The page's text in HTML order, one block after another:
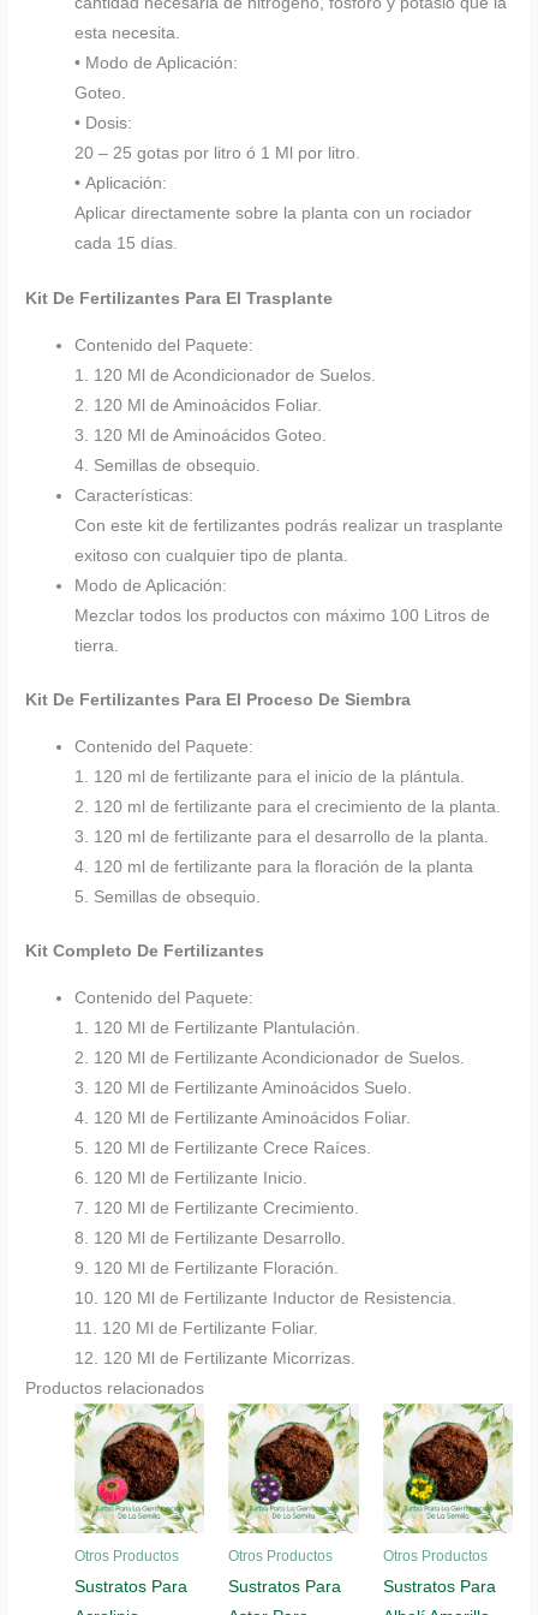
esta necesita.
• Modo de Aplicación:
Goteo.
• Dosis:
20 – 25 gotas por litro ó 1 Ml por litro.
• Aplicación:
Aplicar directamente sobre la planta con un rociador
cada 15 días.
Kit De Fertilizantes Para El Trasplante
Contenido del Paquete:
1. 120 Ml de Acondicionador de Suelos.
2. 120 Ml de Aminoácidos Foliar.
3. 120 Ml de Aminoácidos Goteo.
4. Semillas de obsequio.
Características:
Con este kit de fertilizantes podrás realizar un trasplante
exitoso con cualquier tipo de planta.
Modo de Aplicación:
Mezclar todos los productos con máximo 100 Litros de
tierra.
Kit De Fertilizantes Para El Proceso De Siembra
Contenido del Paquete:
1. 120 ml de fertilizante para el inicio de la plántula.
2. 120 ml de fertilizante para el crecimiento de la planta.
3. 120 ml de fertilizante para el desarrollo de la planta.
4. 120 ml de fertilizante para la floración de la planta
5. Semillas de obsequio.
Kit Completo De Fertilizantes
Contenido del Paquete:
1. 120 Ml de Fertilizante Plantulación.
2. 120 Ml de Fertilizante Acondicionador de Suelos.
3. 120 Ml de Fertilizante Aminoácidos Suelo.
4. 120 Ml de Fertilizante Aminoácidos Foliar.
5. 120 Ml de Fertilizante Crece Raíces.
6. 120 Ml de Fertilizante Inicio.
7. 120 Ml de Fertilizante Crecimiento.
8. 120 Ml de Fertilizante Desarrollo.
9. 120 Ml de Fertilizante Floración.
10. 120 Ml de Fertilizante Inductor de Resistencia.
11. 120 Ml de Fertilizante Foliar.
12. 120 Ml de Fertilizante Micorrizas.
Productos relacionados
Otros Productos
Sustratos Para
Otros Productos
Sustratos Para
Otros Productos
Sustratos Para